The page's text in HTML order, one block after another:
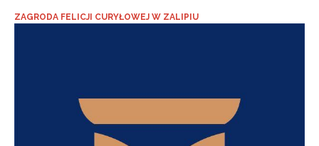
ZAGRODA FELICJI CURYŁOWEJ W ZALIPIU